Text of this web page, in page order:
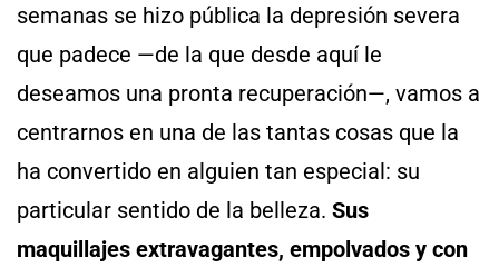
semanas se hizo pública la depresión severa
que padece —de la que desde aquí le
deseamos una pronta recuperación—, vamos a
centrarnos en una de las tantas cosas que la
ha convertido en alguien tan especial: su
particular sentido de la belleza. Sus
maquillajes extravagantes, empolvados y con